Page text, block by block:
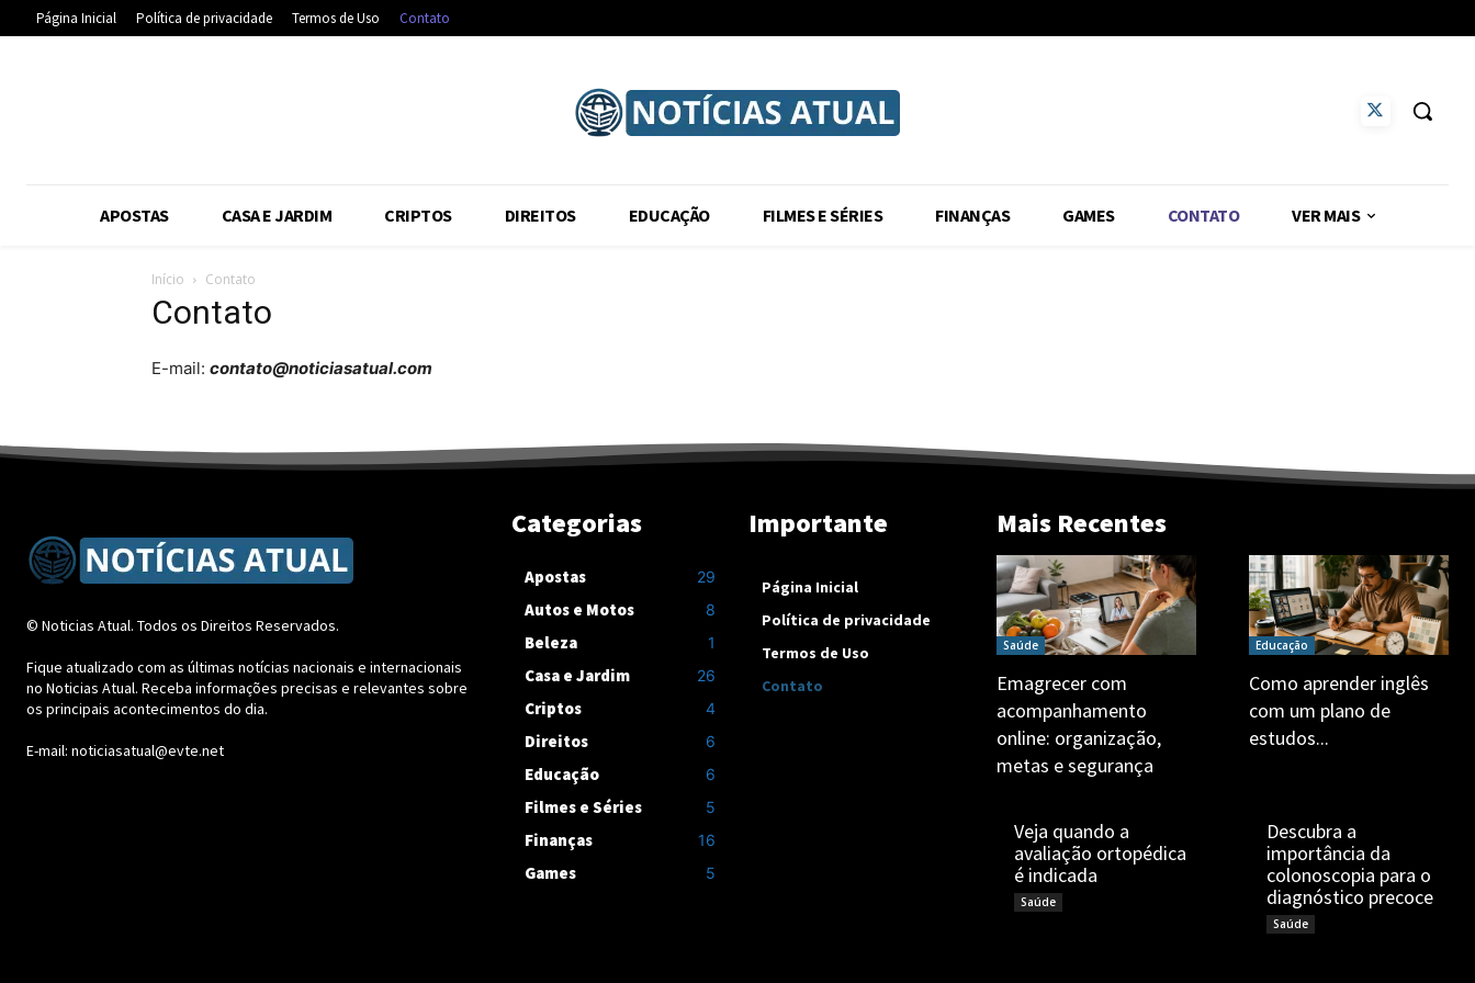
Página Inicial Política de privacidade Termos de Uso Contato
APOSTAS CASA E JARDIM CRIPTOS DIREITOS EDUCAÇÃO FILMES E SÉRIES FINANÇAS GAMES CONTATO VER MAIS
Início Contato
Contato
E-mail: contato@noticiasatual.com
© Noticias Atual. Todos os Direitos Reservados.
Fique atualizado com as últimas notícias nacionais e internacionais
no Noticias Atual. Receba informações precisas e relevantes sobre
os principais acontecimentos do dia.
E-mail: noticiasatual@evte.net
Categorias
Apostas 29
Autos e Motos 8
Beleza 1
Casa e Jardim 26
Criptos 4
Direitos 6
Educação 6
Filmes e Séries 5
Finanças 16
Games 5
Importante
Página Inicial
Política de privacidade
Termos de Uso
Contato
Mais Recentes
Saúde
Emagrecer com
acompanhamento
online: organização,
metas e segurança
Educação
Como aprender inglês
com um plano de
estudos...
Veja quando a
avaliação ortopédica
é indicada
Saúde
Descubra a
importância da
colonoscopia para o
diagnóstico precoce
Saúde